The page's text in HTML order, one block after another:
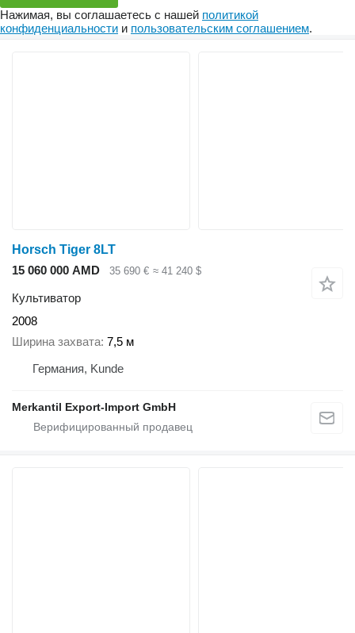
Нажимая, вы соглашаетесь с нашей политикой
конфиденциальности и пользовательским соглашением.
Horsch Tiger 8LT
15 060 000 AMD
35 690 € ≈ 41 240 $
Культиватор
2008
Ширина захвата 7,5 м
Германия, Kunde
Merkantil Export-Import GmbH